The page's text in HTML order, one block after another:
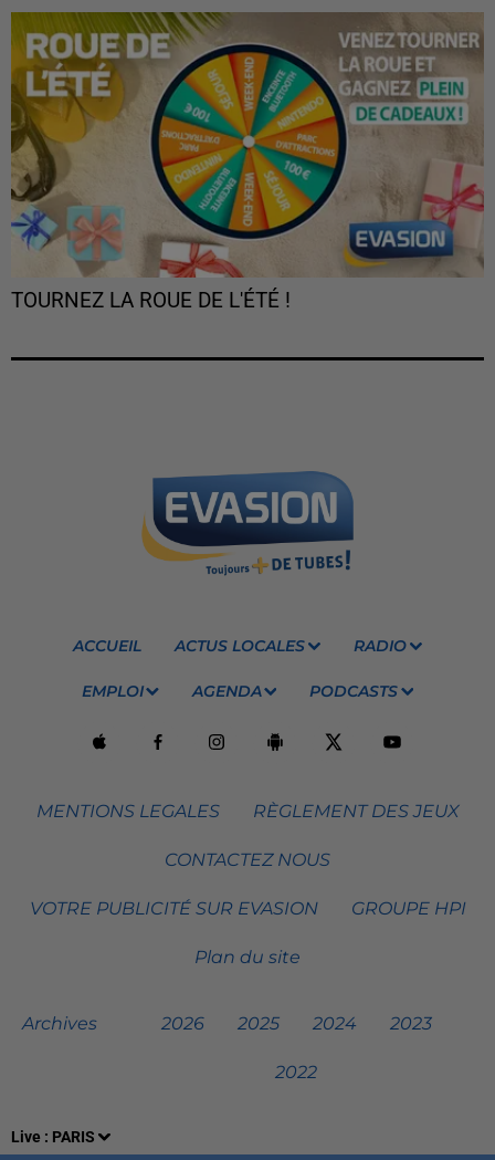
Live : PARIS
TOURNEZ LA ROUE DE L'ÉTÉ !
ACCUEIL ACTUS LOCALES RADIO
EMPLOI AGENDA PODCASTS
MENTIONS LEGALES RÈGLEMENT DES JEUX
CONTACTEZ NOUS
VOTRE PUBLICITÉ SUR EVASION GROUPE HPI
Plan du site
Archives 2026 2025 2024 2023
2022